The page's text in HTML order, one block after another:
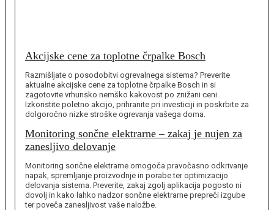
Akcijske cene za toplotne črpalke Bosch
Razmišljate o posodobitvi ogrevalnega sistema? Preverite
aktualne akcijske cene za toplotne črpalke Bosch in si
zagotovite vrhunsko nemško kakovost po znižani ceni.
Izkoristite poletno akcijo, prihranite pri investiciji in poskrbite za
dolgoročno nizke stroške ogrevanja vašega doma.
Monitoring sončne elektrarne – zakaj je nujen za
zanesljivo delovanje
Monitoring sončne elektrarne omogoča pravočasno odkrivanje
napak, spremljanje proizvodnje in porabe ter optimizacijo
delovanja sistema. Preverite, zakaj zgolj aplikacija pogosto ni
dovolj in kako lahko nadzor sončne elektrarne prepreči izgube
ter poveča zanesljivost vaše naložbe.